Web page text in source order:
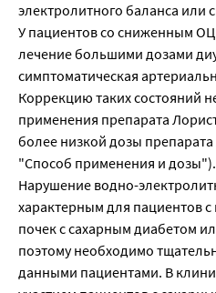
электролитного баланса или
У пациентов со сниженным
лечение большими дозами
симптоматическая
Коррекцию таких состояний
применения препарата
более низкой дозы
"Способ применения и дозы").
Нарушение водно-
характерным для пациентов
почек с сахарным диабетом
поэтому необходимо
данными пациентами. В